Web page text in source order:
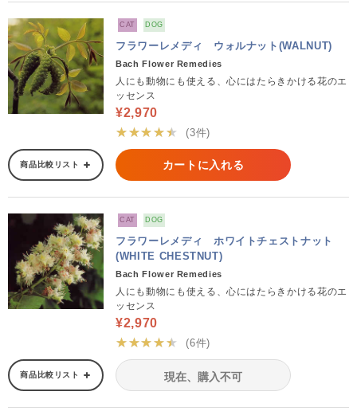
CAT DOG
フラワーレメディ ウォルナット(WALNUT)
Bach Flower Remedies
人にも動物にも使える、心にはたらきかける花のエ
ッセンス
¥2,970
★★★★★
(3件)
商品比較リスト カートに入れる
CAT DOG
フラワーレメディ ホワイトチェストナット
(WHITE CHESTNUT)
Bach Flower Remedies
人にも動物にも使える、心にはたらきかける花のエ
ッセンス
¥2,970
★★★★★
(6件)
商品比較リスト 現在、購入不可